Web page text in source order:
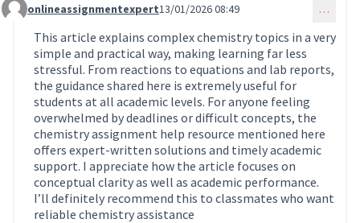
Commentaire 1689
onlineassignmentexpert13/01/2026 08:49 …
This article explains complex chemistry topics in a very
simple and practical way, making learning far less
stressful. From reactions to equations and lab reports,
the guidance shared here is extremely useful for
students at all academic levels. For anyone feeling
overwhelmed by deadlines or difficult concepts, the
chemistry assignment help resource mentioned here
offers expert-written solutions and timely academic
support. I appreciate how the article focuses on
conceptual clarity as well as academic performance.
I’ll definitely recommend this to classmates who want
reliable chemistry assistance